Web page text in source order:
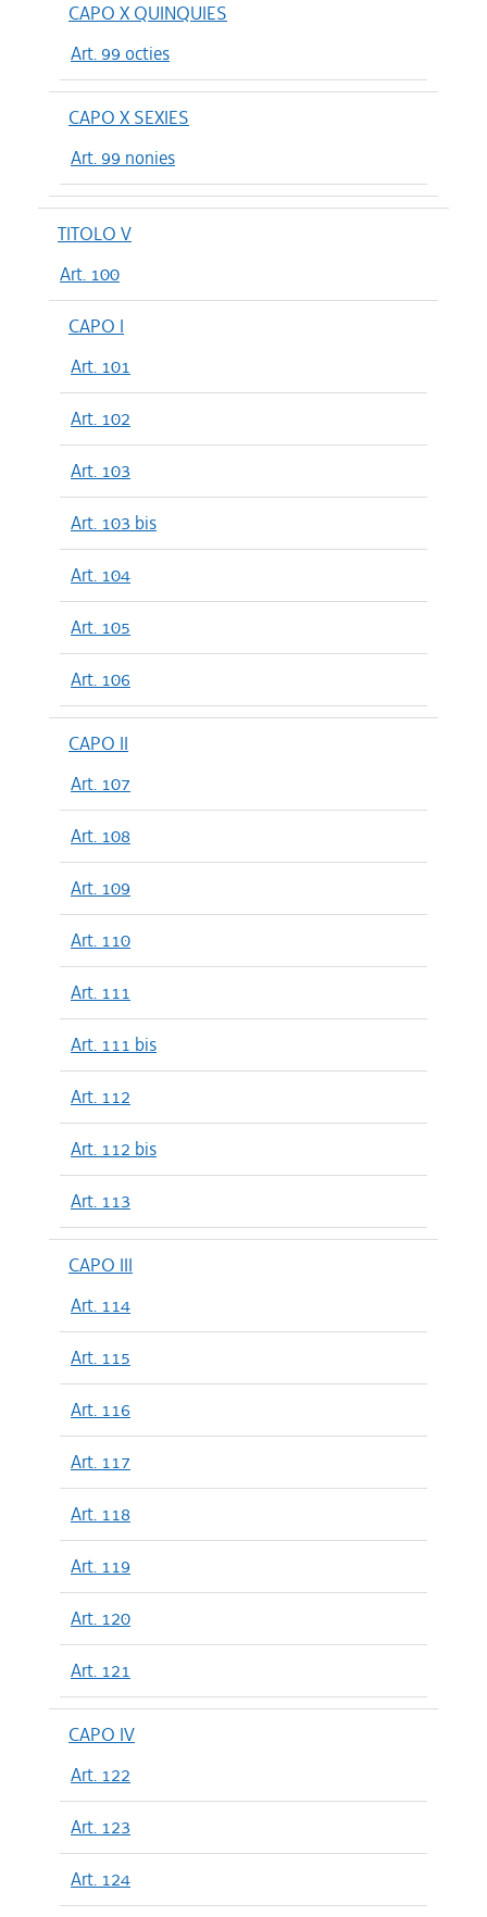
CAPO X QUINQUIES
Art. 99 octies
CAPO X SEXIES
Art. 99 nonies
TITOLO V
Art. 100
CAPO I
Art. 101
Art. 102
Art. 103
Art. 103 bis
Art. 104
Art. 105
Art. 106
CAPO II
Art. 107
Art. 108
Art. 109
Art. 110
Art. 111
Art. 111 bis
Art. 112
Art. 112 bis
Art. 113
CAPO III
Art. 114
Art. 115
Art. 116
Art. 117
Art. 118
Art. 119
Art. 120
Art. 121
CAPO IV
Art. 122
Art. 123
Art. 124